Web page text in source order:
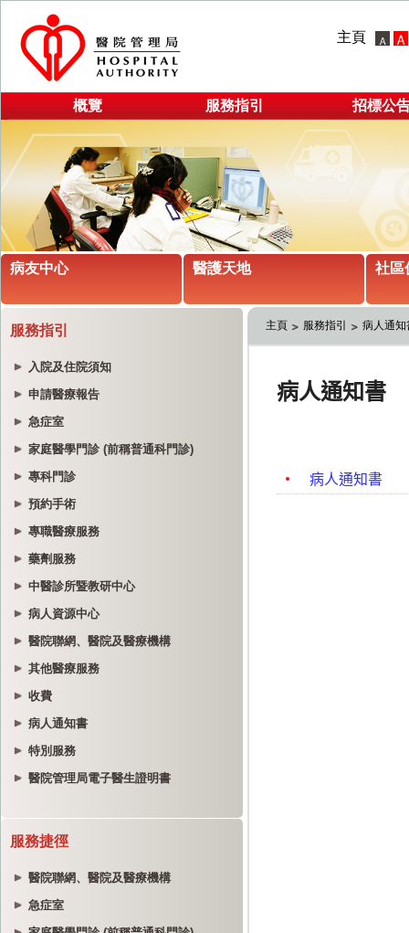
主頁
概覽 服務指引 招標公
病友中心 醫護天地 社區
服務指引
入院及住院須知
申請醫療報告
急症室
家庭醫學門診 (前稱普通科門診)
專科門診
預約手術
專職醫療服務
藥劑服務
中醫診所暨教研中心
病人資源中心
醫院聯網、醫院及醫療機構
其他醫療服務
收費
病人通知書
特別服務
醫院管理局電子醫生證明書
服務捷徑
醫院聯網、醫院及醫療機構
急症室
主頁 服務指引 病人通知